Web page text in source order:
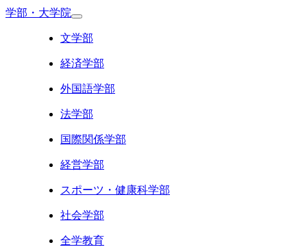
学部・大学院
文学部
経済学部
外国語学部
法学部
国際関係学部
経営学部
スポーツ・健康科学部
社会学部
全学教育